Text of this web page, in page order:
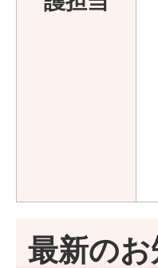
最新の